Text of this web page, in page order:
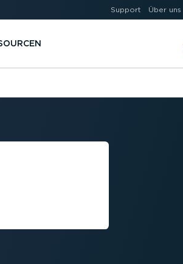
Support Über uns